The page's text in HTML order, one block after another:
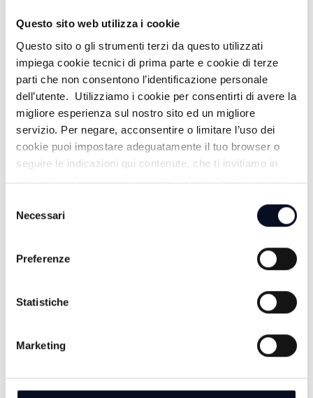
Questo sito web utilizza i cookie
Questo sito o gli strumenti terzi da questo utilizzati
impiega cookie tecnici di prima parte e cookie di terze
parti che non consentono l’identificazione personale
dell’utente. Utilizziamo i cookie per consentirti di avere la
migliore esperienza sul nostro sito ed un migliore
servizio. Per negare, acconsentire o limitare l’uso dei
cookie puoi impostare adeguatamente il tuo browser o
seguire le indicazioni qui contenute, che ti invitiamo in
ogni caso a leggere per maggiori informazioni in materia
delNecessari
Preferenze
Statistiche
Marketing
ALTRE NOTIZIE TUTTE LE NOTIZIE
CERVIA: Svolta nell'omicidio Musiani, arrestati 4
giovani di Forlì
CERVIA: Svolta nel caso Musiani, il sindaco ringrazia i